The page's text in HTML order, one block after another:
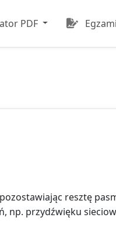
PDF
resztę
np. przydźwięku